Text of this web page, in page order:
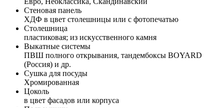
Стеновая панель
ХДФ в цвет столешницы или с фотопечатью
Столешница
пластиковая; из искусственного камня
Выкатные системы
ПВШ полного открывания, тандембоксы BOYARD
(Россия) и др.
Сушка для посуды
Хромированная
Цоколь
в цвет фасадов или корпуса